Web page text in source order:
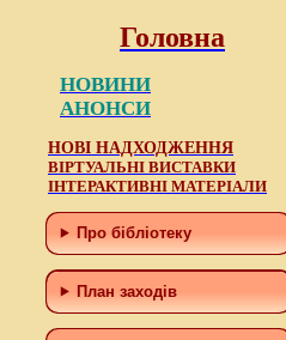
Головна
НОВИНИ
АНОНСИ
НОВІ НАДХОДЖЕННЯ
ВІРТУАЛЬНІ ВИСТАВКИ
ІНТЕРАКТИВНІ МАТЕРІАЛИ
Про бібліотеку
План заходів